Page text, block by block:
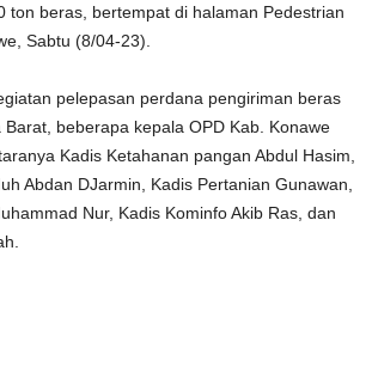
ton beras, bertempat di halaman Pedestrian
Sabtu (8/04-23).
pelepasan perdana pengiriman beras
beberapa kepala OPD Kab. Konawe
Kadis Ketahanan pangan Abdul Hasim,
Abdan DJarmin, Kadis Pertanian Gunawan,
Nur, Kadis Kominfo Akib Ras, dan